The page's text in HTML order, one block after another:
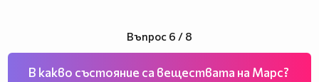
Въпрос 6 / 8
В какво състояние са веществата на Марс?